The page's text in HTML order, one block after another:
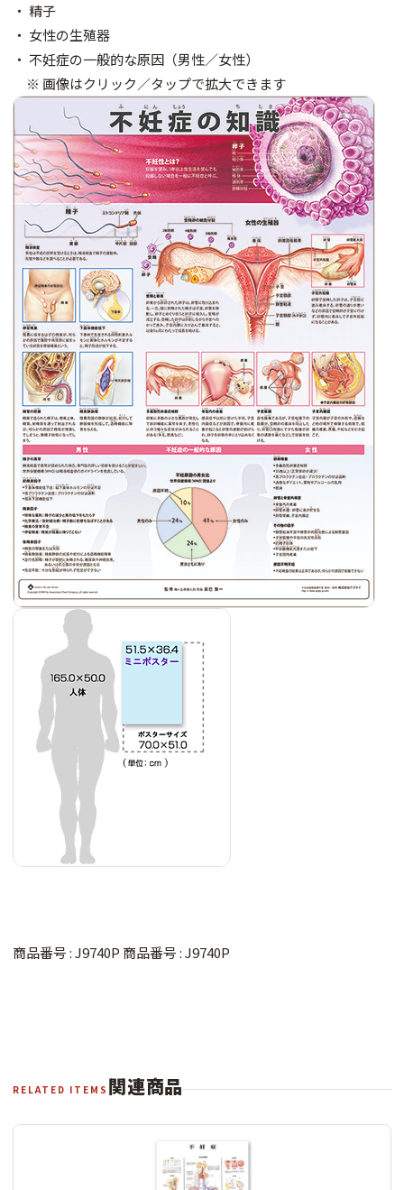
・ 精子
・ 女性の生殖器
・ 不妊症の一般的な原因（男性／女性）
※ 画像はクリック／タップで拡大できます
商品番号 : J9740P 商品番号 : J9740P
RELATED ITEMS 関連商品